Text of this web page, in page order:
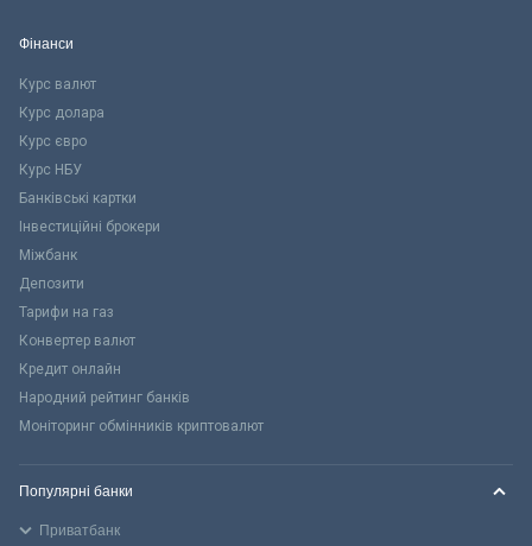
Фінанси
Курс валют
Курс долара
Курс євро
Курс НБУ
Банківські картки
Інвестиційні брокери
Міжбанк
Депозити
Тарифи на газ
Конвертер валют
Кредит онлайн
Народний рейтинг банків
Моніторинг обмінників криптовалют
Популярні банки
Приватбанк